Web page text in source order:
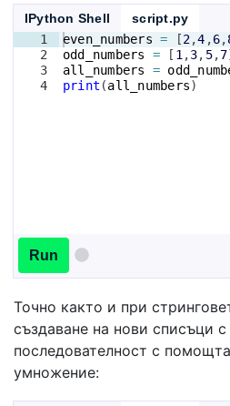
IPython Shell
script.py
1
2
3
4
even_numbers = [2,4 ,6,
odd_numbers
= [ 1 ,3, 5,7]
all_numbers
=
print (all_numbers)
Run
Точно както и при
създаване на нови списъци
последователност с
умножение: